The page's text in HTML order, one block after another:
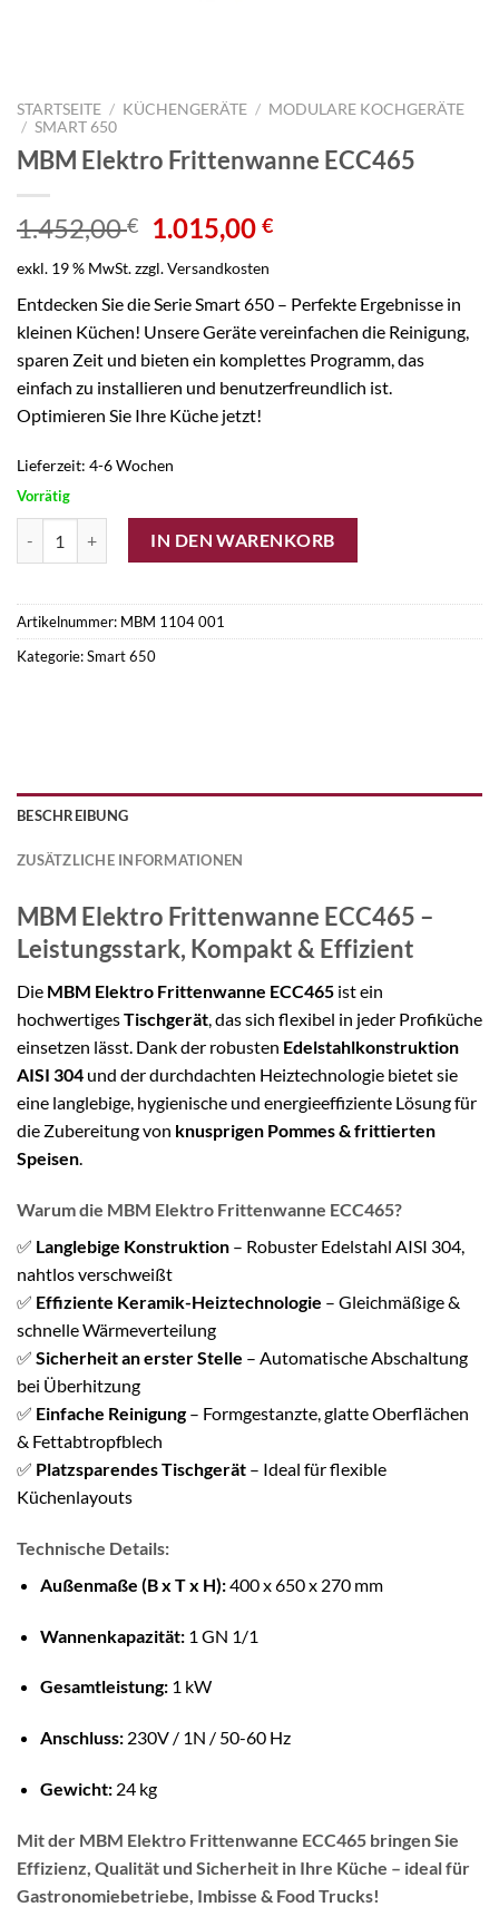
STARTSEITE / KÜCHENGERÄTE / MODULARE KOCHGERÄTE
/ SMART 650
MBM Elektro Frittenwanne ECC465
1.452,00€
Ursprünglicher
war:
1.452,00 €
1.015,00€Aktueller
1.015,00 €.
exkl. 19 % MwSt.zzgl.Versandkosten
Entdecken Sie die Serie Smart 650 – Perfekte Ergebnisse in
kleinen Küchen! Unsere Geräte vereinfachen die Reinigung,
sparen Zeit und bieten ein komplettes Programm, das
einfach zu installieren und benutzerfreundlich ist.
Optimieren Sie Ihre Küche jetzt!
Lieferzeit: 4-6 Wochen
Vorrätig
IN DEN WARENKORB
Artikelnummer: MBM 1104 001
Kategorie:Smart 650
BESCHREIBUNG
ZUSÄTZLICHE INFORMATIONEN
MBM Elektro Frittenwanne ECC465 –
Leistungsstark, Kompakt & Effizient
Die MBM Elektro Frittenwanne ECC465 ist ein
hochwertigesTischgerät, das sich flexibel in jeder Profiküche
einsetzen lässt. Dank der robusten Edelstahlkonstruktion
AISI 304 und der durchdachten Heiztechnologie bietet sie
eine langlebige, hygienische und energieeffiziente Lösung für
die Zubereitung von knusprigen Pommes & frittierten
Speisen.
Warum die MBM Elektro Frittenwanne ECC465?
✅ Langlebige Konstruktion – Robuster Edelstahl AISI 304,
nahtlos verschweißt
✅ Effiziente Keramik-Heiztechnologie – Gleichmäßige &
schnelle Wärmeverteilung
✅ Sicherheit an erster Stelle – Automatische Abschaltung
bei Überhitzung
✅ Einfache Reinigung– Formgestanzte, glatte Oberflächen
& Fettabtropfblech
✅ Platzsparendes Tischgerät – Ideal für flexible
Küchenlayouts
Technische Details:
Außenmaße (B x T x H):400 x 650 x 270 mm
Wannenkapazität:1 GN 1/1
Gesamtleistung:1 kW
Anschluss:230V / 1N / 50-60 Hz
Gewicht:24 kg
Mit der MBM Elektro Frittenwanne ECC465 bringen Sie
Effizienz, Qualität und Sicherheit in Ihre Küche – ideal für
Gastronomiebetriebe, Imbisse & Food Trucks!